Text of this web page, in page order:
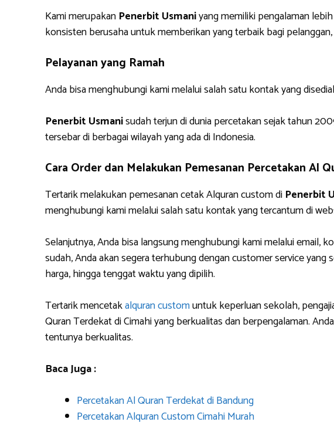
Kami merupakan Penerbit Usmaniyang memiliki pengalaman
konsisten berusaha untuk memberikan yang terbaik bagi
Pelayanan yang Ramah
Anda bisa menghubungi kami melalui salah satu kontak yang
Penerbit Usmanisudah terjun di dunia percetakan sejak tahun
tersebar di berbagai wilayah yang ada di Indonesia.
Cara Order dan Melakukan Pemesanan Percetakan Al
Tertarik melakukan pemesanan cetak Alquran custom di Penerbit
menghubungi kami melalui salah satu kontak yang tercantum di
Selanjutnya, Anda bisa langsung menghubungi kami melalui email,
sudah, Anda akan segera terhubung dengan customer service
harga, hingga tenggat waktu yang dipilih.
Tertarik mencetakalquran customuntuk keperluan sekolah,
Quran Terdekat di Cimahi yang berkualitas dan berpengalaman.
tentunya berkualitas.
Baca Juga :
Percetakan Al Quran Terdekat di Bandung
Percetakan Alquran Custom Cimahi Murah